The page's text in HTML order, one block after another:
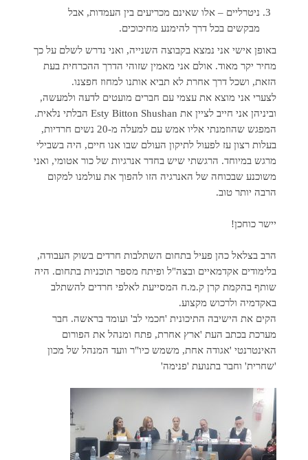
ניטרליים – אלו שאינם מכריעים בין העמדות, אבל
מבקשים בכל דרך להימנע מחיכוכים.
באופן אישי אני נמצא בקבוצה השנייה, ואני נדרש לשלם על כך
מחיר יקר מאוד. אולם אני מאמין שזוהי הדרך ההכרחית בעת
הזאת, ושכל דרך אחרת לא תביא אותנו למחוז חפצנו.
לצערי אני מוצא את עצמי עם חברים מועטים לדעה ולמעשה,
וביניהן אני חייב לציין את Esty Bitton Shushan הבלתי נלאית.
המפגש שהוזמנתי אליו אמש עם למעלה מ-20 נשים חרדיות,
בעלות רצון עז לפעול לתיקון העולם שבו אנו חיים, היה בשבילי
מרגש במיוחד. הרגשתי שיש בחדר אנרגיות של כור אטומי, ואני
משוכנע שבכוחה של האנרגיה הזו להפוך את עולמנו למקום
הרבה יותר טוב.
יישר כוחכן!
הרב בצלאל כהן פעיל בתחום השתלבות חרדים בשוק העבודה,
בלימודים אקדמאיים ובצה"ל ופיתח מספר תוכניות בתחום. היה
שותף בהקמת קרן ק.מ.ח המסייעת לאלפי חרדים להשתלב
באקדמיה ולרכוש מקצוע.
הקים את הישיבה התיכונית 'חכמי לב' ועומד בראשה. חבר
מערכת בכתב העת 'ארץ אחרת, פתח ומנהל את הפורום
האינטרנטי 'אגודה אחת, משמש כיו"ר וועד המנהל של מכון
'שחרית' וחבר בתנועת 'פנימה'